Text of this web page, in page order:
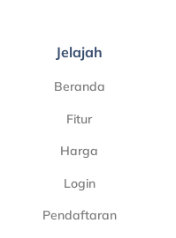
Jelajah
Beranda
Fitur
Harga
Login
Pendaftaran